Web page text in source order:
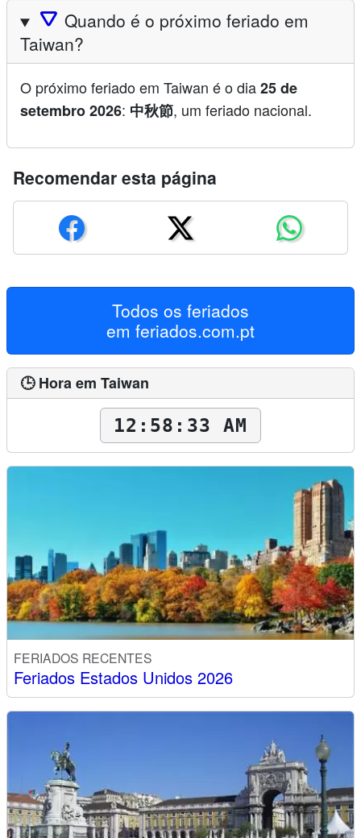
🛆 Quando é o próximo feriado em
Taiwan?
O próximo feriado em Taiwan é o dia25 de
setembro 2026: 中秋節, um feriado nacional.
Recomendar esta página
Todos os feriados
em feriados.com.pt
🕒 Hora em Taiwan
12:58:34 AM
FERIADOS RECENTES
Feriados Estados Unidos 2026